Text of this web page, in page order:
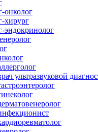
онколог
хирург
эндокринолог
ультразвуковой